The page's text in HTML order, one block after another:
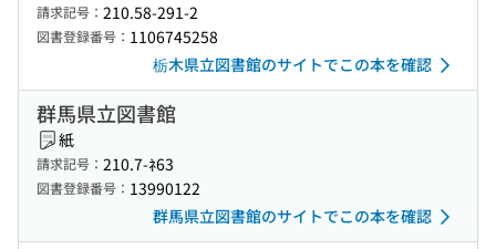
請求記号： 210.58-291-2
図書登録番号： 1106745258
栃木県立図書館のサイトでこの本を確認
群馬県立図書館
紙
請求記号： 210.7-ﾈ63
図書登録番号： 13990122
群馬県立図書館のサイトでこの本を確認